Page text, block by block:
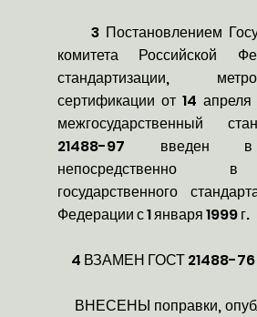
3 Постановлением
комитета Российской
стандартизации,
сертификации от 14
межгосударственный
21488-97 введен в
непосредственно
государственного
Федерации с 1 января 1999 г.
4 ВЗАМЕН ГОСТ 21488-76
ВНЕСЕНЫ поправки,